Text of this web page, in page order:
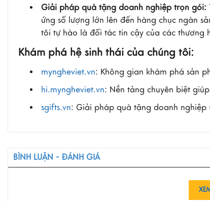
Giải pháp quà tặng doanh nghiệp trọn gói:
ứng số lượng lớn lên đến hàng chục ngàn
tôi tự hào là đối tác tin cậy của các thương
Khám phá hệ sinh thái của chúng tôi:
myngheviet.vn: Không gian khám phá sản
hi.myngheviet.vn: Nền tảng chuyên biệt
sgifts.vn: Giải pháp quà tặng doanh nghiệp
BÌNH LUẬN - ĐÁNH GIÁ